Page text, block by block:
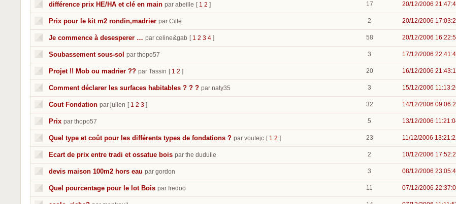
différence prix HE/HA et clé en main par abeille [ 1 2 ] 17 20/12/2006
Prix pour le kit m2 rondin,madrier par Cille 2 20/12/2006
Je commence à desesperer … par celine&gab [ 1 2 3 4 ] 58 20/12/2006
Soubassement sous-sol par thopo57 3 17/12/2006
Projet !! Mob ou madrier ?? par Tassin [ 1 2 ] 20 16/12/2006
Comment déclarer les surfaces habitables ? ? ? par naty35 3 15/12/2006
Cout Fondation par julien [ 1 2 3 ] 32 14/12/2006
Prix par thopo57 5 13/12/2006
Quel type et coût pour les différents types de fondations ? par voutejc [ 1 2 ] 23 11/12/2006
Ecart de prix entre tradi et ossatue bois par the dudulle 2 10/12/2006
devis maison 100m2 hors eau par gordon 3 08/12/2006
Quel pourcentage pour le lot Bois par fredoo 11 07/12/2006